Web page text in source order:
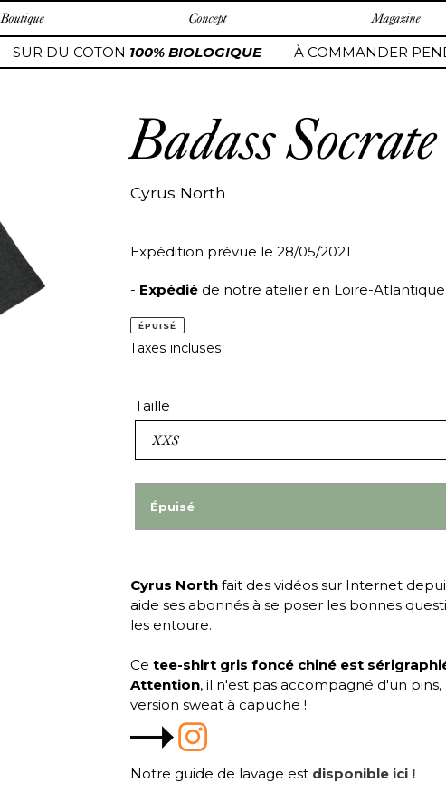
Boutique Concept Magazine
SUR DU COTON100% BIOLOGIQUE À COMMANDER
Badass Socrate
Cyrus North
Expédition prévue le 28/05/2021
- Expédié de notre atelier en Loire-Atlantique
ÉPUISÉ
Taxes incluses.
Taille
Épuisé
Cyrus North fait des vidéos sur Internet
aide ses abonnés à se poser les bonnes
les entoure.
Ce tee-shirt gris foncé chiné est
Attention, il n'est pas accompagné d'un
version sweat à capuche !
Notre guide de lavage est disponible ici !